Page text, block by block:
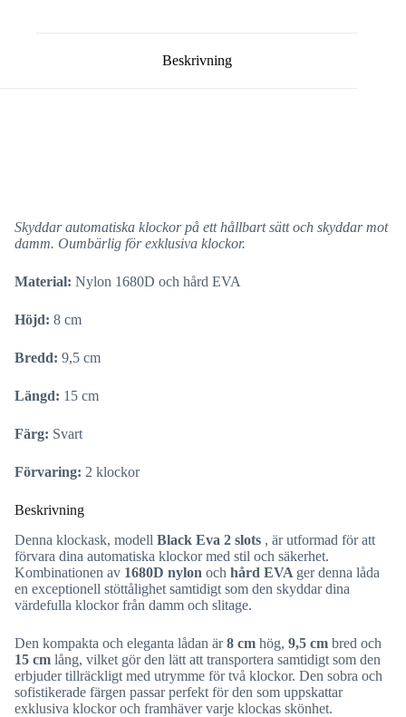
Beskrivning
Skyddar automatiska klockor på ett hållbart sätt och skyddar mot
damm. Oumbärlig för exklusiva klockor.
Material: Nylon 1680D och hård EVA
Höjd: 8 cm
Bredd: 9,5 cm
Längd: 15 cm
Färg: Svart
Förvaring: 2 klockor
Beskrivning
Denna klockask, modell Black Eva 2 slots , är utformad för att
förvara dina automatiska klockor med stil och säkerhet.
Kombinationen av 1680D nylon och hård EVA ger denna låda
en exceptionell stöttålighet samtidigt som den skyddar dina
värdefulla klockor från damm och slitage.
Den kompakta och eleganta lådan är8 cm hög, 9,5 cm bred och
15 cm lång, vilket gör den lätt att transportera samtidigt som den
erbjuder tillräckligt med utrymme för två klockor. Den sobra och
sofistikerade färgen passar perfekt för den som uppskattar
exklusiva klockor och framhäver varje klockas skönhet.